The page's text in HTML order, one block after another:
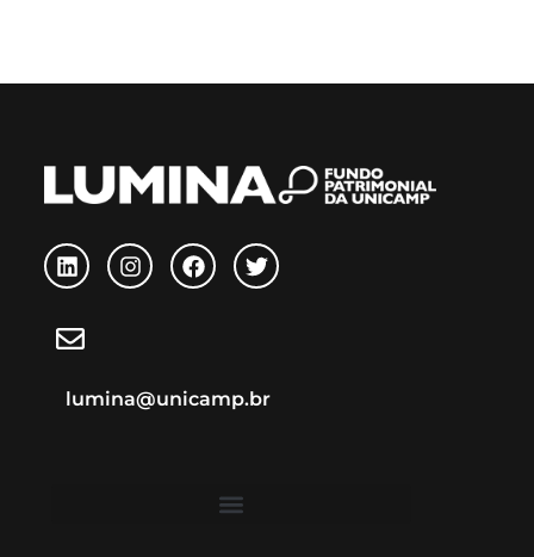
lumina@unicamp.br